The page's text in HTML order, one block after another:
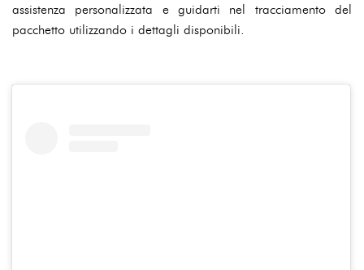
assistenza personalizzata e guidarti nel tracciamento del
pacchetto utilizzando i dettagli disponibili.